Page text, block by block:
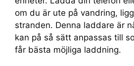
om du är ute på vandring,
stranden. Denna laddare är
kan på så sätt anpassas till
får bästa möjliga laddning.